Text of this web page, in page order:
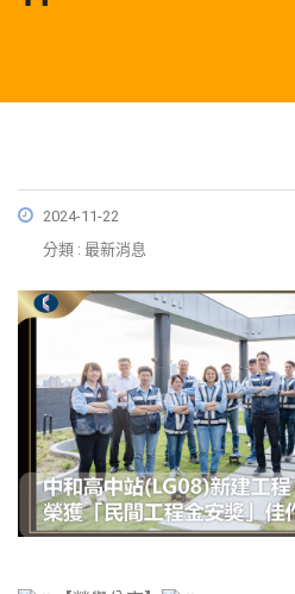
2024-11-22
分類 : 最新消息